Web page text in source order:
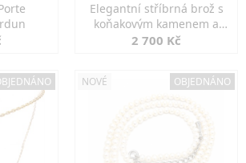
Elegantní stříbrná brož s
koňakovým kamenem a
markazity
2 700 Kč
NOVÉ OBJEDNÁNO